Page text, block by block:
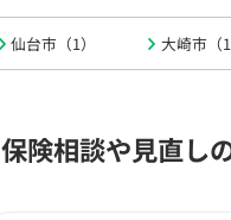
仙台市（1） 大崎市（1
保険相談や見直し